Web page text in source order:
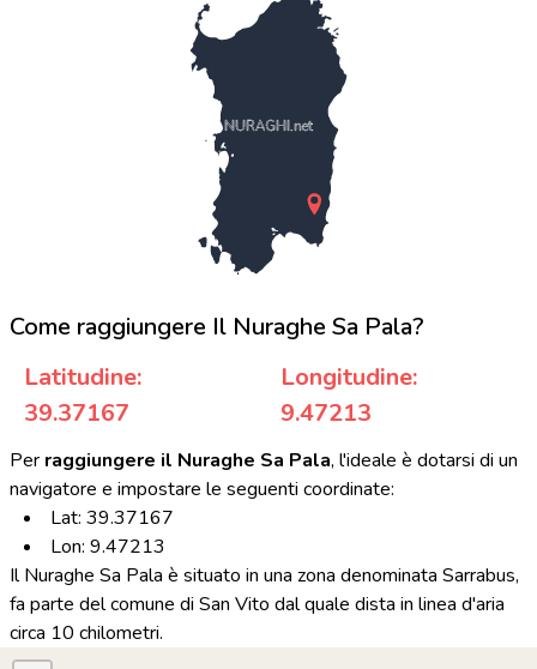
NURAGHI.net
Come raggiungere Il Nuraghe Sa Pala?
Latitudine:
39.37167
Longitudine:
9.47213
Per raggiungere il Nuraghe Sa Pala, l'ideale è dotarsi di un
navigatore e impostare le seguenti coordinate:
Lat: 39.37167
Lon: 9.47213
Il Nuraghe Sa Pala è situato in una zona denominata Sarrabus,
fa parte del comune di San Vito dal quale dista in linea d'aria
circa 10 chilometri.